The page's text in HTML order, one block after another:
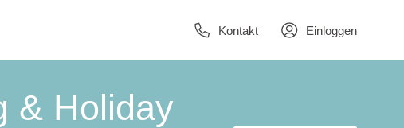
Kontakt Einloggen
& Holiday